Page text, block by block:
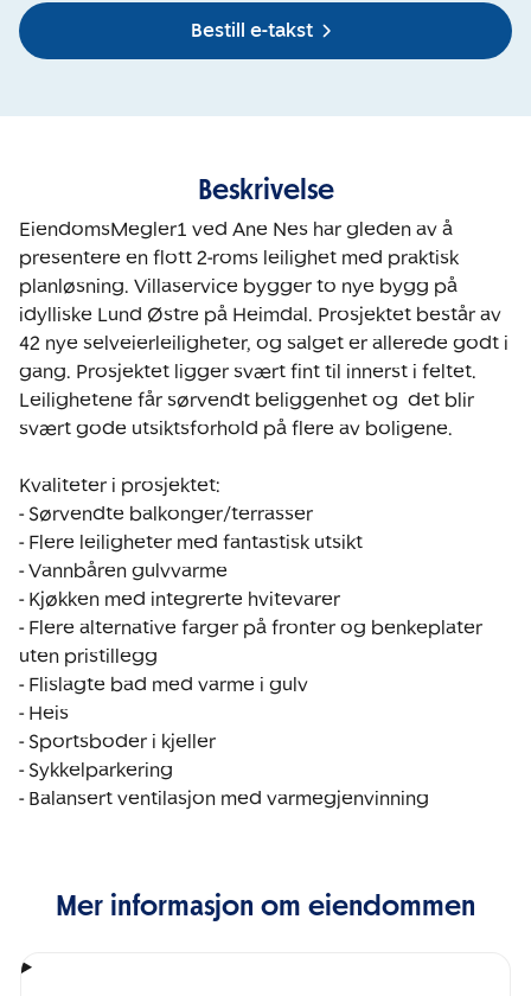
Bestill e-takst
Beskrivelse
EiendomsMegler1 ved Ane Nes har gleden av å
presentere en flott 2-roms leilighet med praktisk
planløsning. Villaservice bygger to nye bygg på
idylliske Lund Østre på Heimdal. Prosjektet består av
42 nye selveierleiligheter, og salget er allerede godt i
gang. Prosjektet ligger svært fint til innerst i feltet.
Leilighetene får sørvendt beliggenhet og  det blir
svært gode utsiktsforhold på flere av boligene.
Kvaliteter i prosjektet:
- Sørvendte balkonger/terrasser
- Flere leiligheter med fantastisk utsikt
- Vannbåren gulvvarme
- Kjøkken med integrerte hvitevarer
- Flere alternative farger på fronter og benkeplater
uten pristillegg
- Flislagte bad med varme i gulv
- Heis
- Sportsboder i kjeller
- Sykkelparkering
- Balansert ventilasjon med varmegjenvinning
Mer informasjon om eiendommen